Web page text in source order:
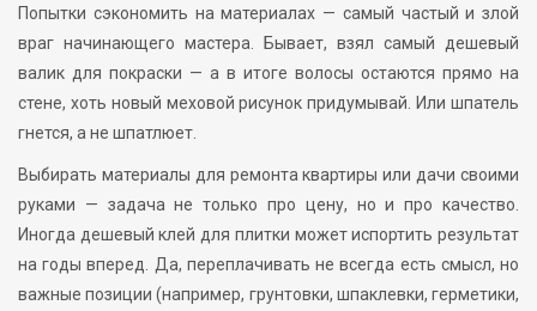
Попытки сэкономить на материалах — самый частый и злой
враг начинающего мастера. Бывает, взял самый дешевый
валик для покраски — а в итоге волосы остаются прямо на
стене, хоть новый меховой рисунок придумывай. Или шпатель
гнется, а не шпатлюет.
Выбирать материалы для ремонта квартиры или дачи своими
руками — задача не только про цену, но и про качество.
Иногда дешевый клей для плитки может испортить результат
на годы вперед. Да, переплачивать не всегда есть смысл, но
важные позиции (например, грунтовки, шпаклевки, герметики,